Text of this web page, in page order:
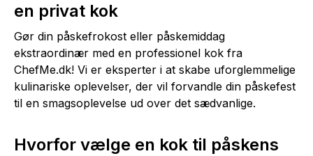
en privat kok
Gør din påskefrokost eller påskemiddag
ekstraordinær med en professionel kok fra
ChefMe.dk! Vi er eksperter i at skabe uforglemmelige
kulinariske oplevelser, der vil forvandle din påskefest
til en smagsoplevelse ud over det sædvanlige.
Hvorfor vælge en kok til påskens